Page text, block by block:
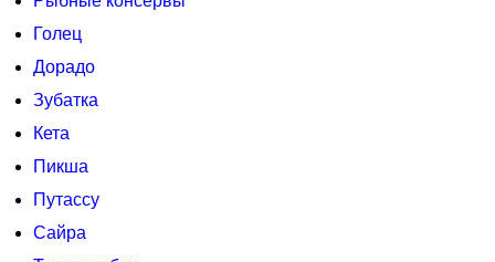
Голец
Дорадо
Зубатка
Кета
Пикша
Путассу
Сайра